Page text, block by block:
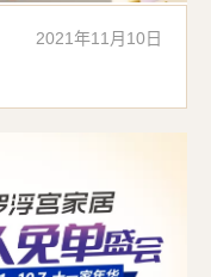
2021年11月10日